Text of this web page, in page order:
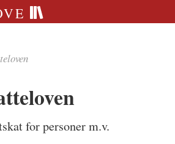
for personer m.v.